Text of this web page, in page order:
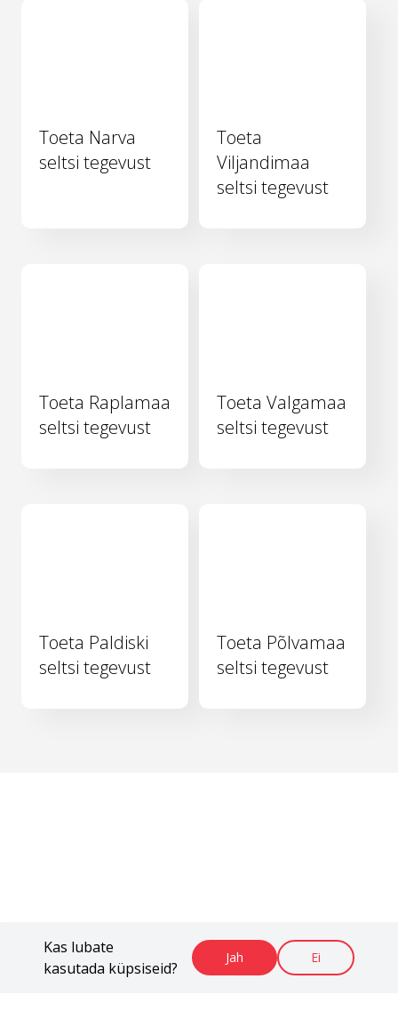
Kas lubate
kasutada küpsiseid?
Jah Ei
Toeta Narva
seltsi tegevust
Toeta
Viljandimaa
seltsi tegevust
Toeta Raplamaa
seltsi tegevust
Toeta Valgamaa
seltsi tegevust
Toeta Paldiski
seltsi tegevust
Toeta Põlvamaa
seltsi tegevust